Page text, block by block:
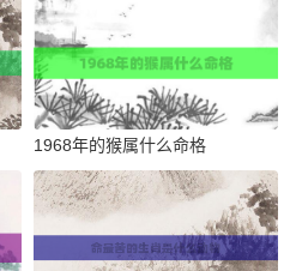
1968年的猴属什么命格